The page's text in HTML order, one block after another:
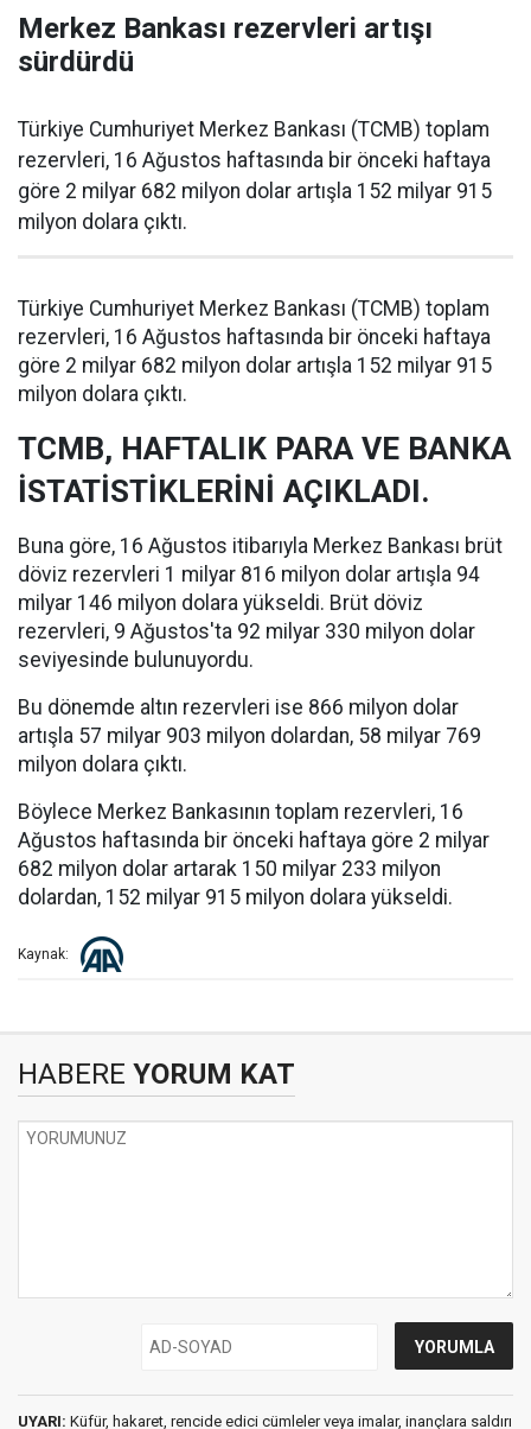
Merkez Bankası rezervleri artışı
sürdürdü
Türkiye Cumhuriyet Merkez Bankası (TCMB) toplam
rezervleri, 16 Ağustos haftasında bir önceki haftaya
göre 2 milyar 682 milyon dolar artışla 152 milyar 915
milyon dolara çıktı.
Türkiye Cumhuriyet Merkez Bankası (TCMB) toplam
rezervleri, 16 Ağustos haftasında bir önceki haftaya
göre 2 milyar 682 milyon dolar artışla 152 milyar 915
milyon dolara çıktı.
TCMB, HAFTALIK PARA VE BANKA
İSTATİSTİKLERİNİ AÇIKLADI.
Buna göre, 16 Ağustos itibarıyla Merkez Bankası brüt
döviz rezervleri 1 milyar 816 milyon dolar artışla 94
milyar 146 milyon dolara yükseldi. Brüt döviz
rezervleri, 9 Ağustos'ta 92 milyar 330 milyon dolar
seviyesinde bulunuyordu.
Bu dönemde altın rezervleri ise 866 milyon dolar
artışla 57 milyar 903 milyon dolardan, 58 milyar 769
milyon dolara çıktı.
Böylece Merkez Bankasının toplam rezervleri, 16
Ağustos haftasında bir önceki haftaya göre 2 milyar
682 milyon dolar artarak 150 milyar 233 milyon
dolardan, 152 milyar 915 milyon dolara yükseldi.
Kaynak:
HABERE YORUM KAT
UYARI: Küfür, hakaret, rencide edici cümleler veya imalar, inançlara saldırı